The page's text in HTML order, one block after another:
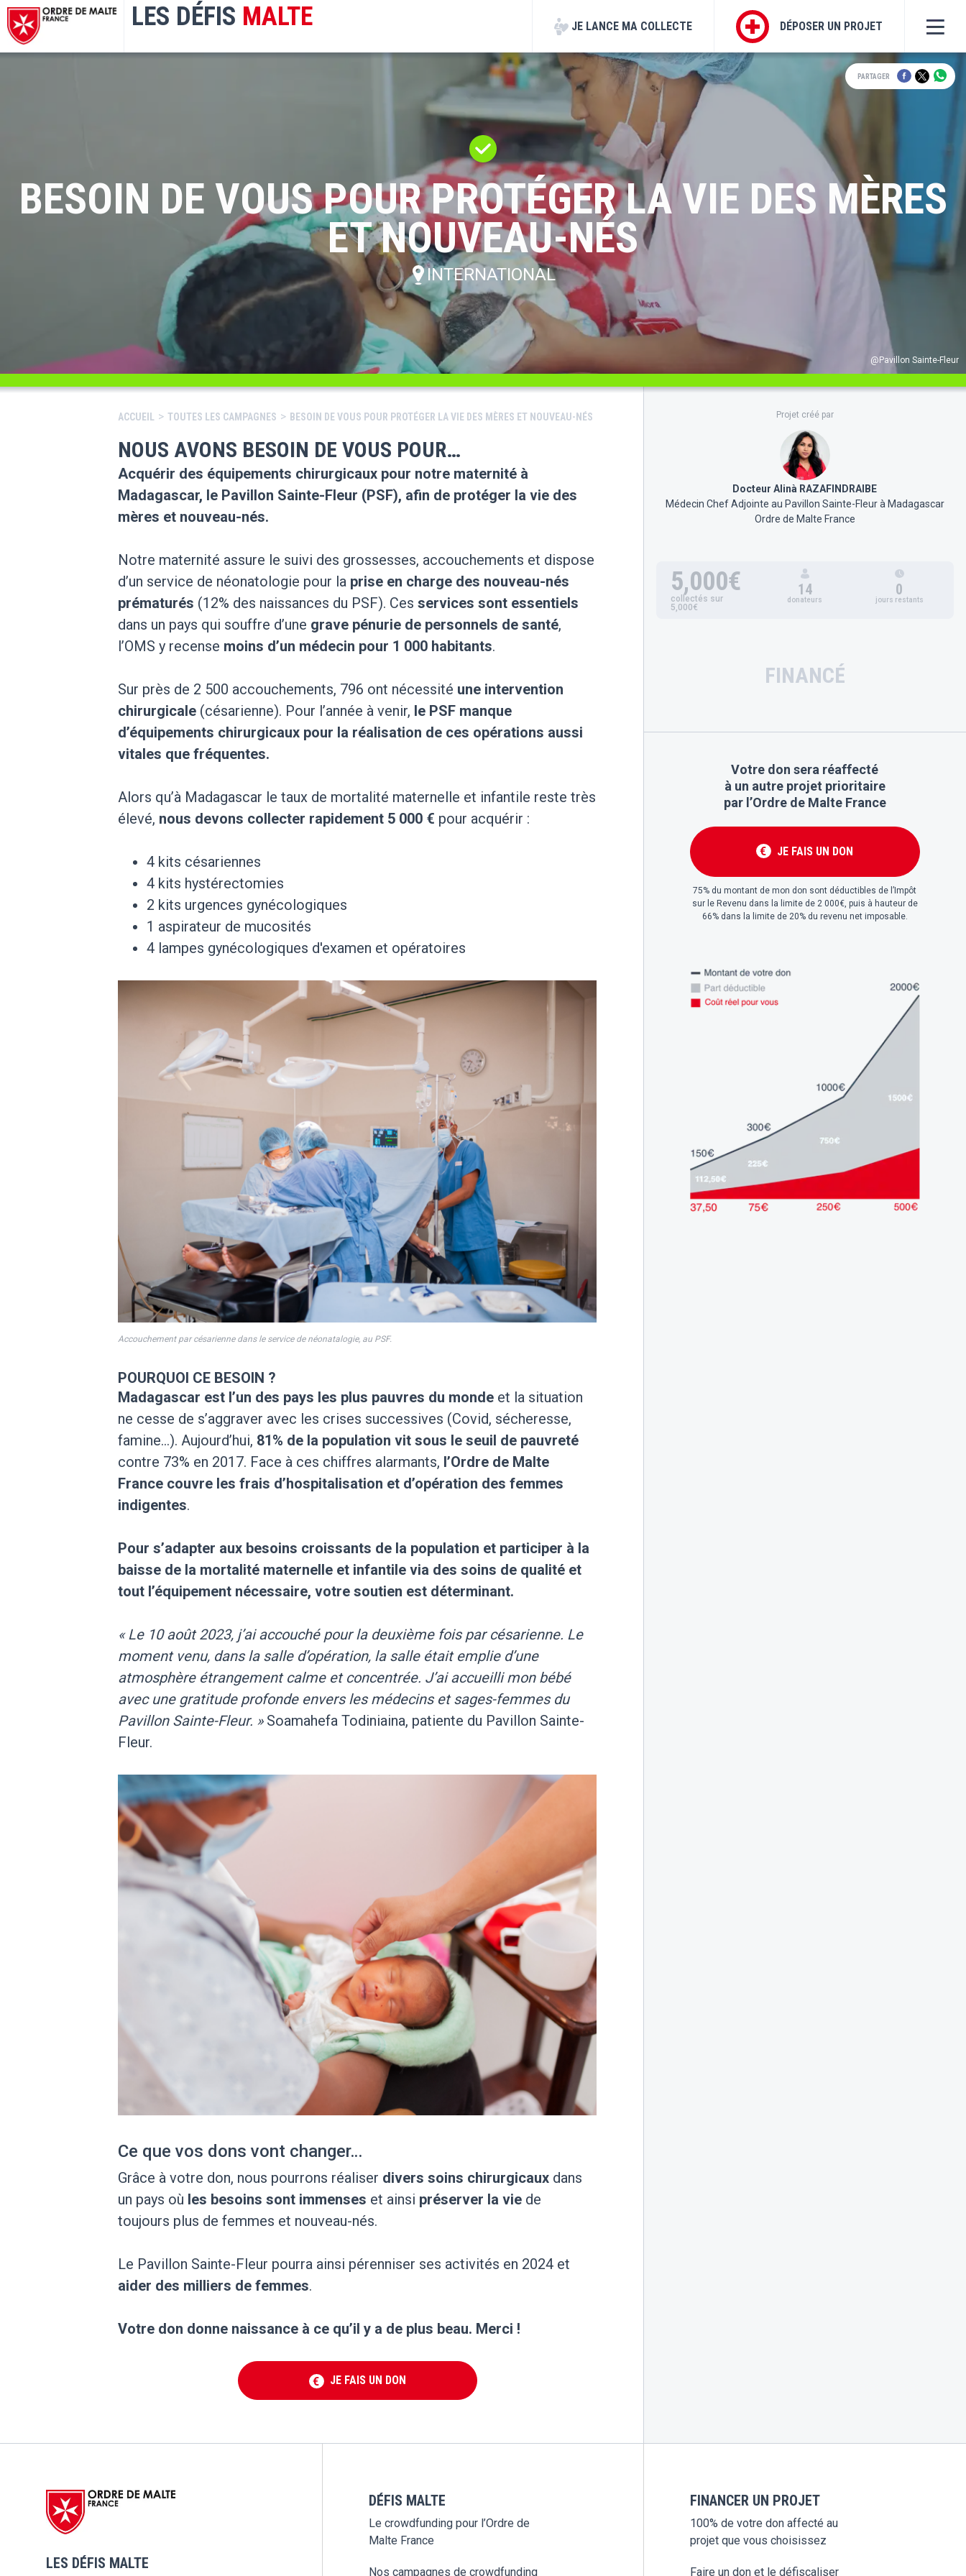
LES DÉFIS MALTE
PARTAGER
JE LANCE MA COLLECTE DÉPOSER UN PROJET
BESOIN DE VOUS POUR PROTÉGER LA VIE DES MÈRES
ET NOUVEAU-NÉS
INTERNATIONAL
@Pavillon Sainte-Fleur
ACCUEIL > TOUTES LES CAMPAGNES > BESOIN DE VOUS POUR PROTÉGER LA VIE DES MÈRES ET NOUVEAU-NÉS
NOUS AVONS BESOIN DE VOUS POUR…
Acquérir des équipements chirurgicaux pour notre maternité à
Madagascar, le Pavillon Sainte-Fleur (PSF), afin de protéger la vie des
mères et nouveau-nés.
Notre maternité assure le suivi des grossesses, accouchements et dispose
d’un service de néonatologie pour la prise en charge des nouveau-nés
prématurés (12% des naissances du PSF). Cesservices sont essentiels
dans un pays qui souffre d’une grave pénurie de personnels de santé,
l’OMS y recense moins d’un médecin pour 1 000 habitants.
Sur près de 2 500 accouchements, 796 ont nécessité une intervention
chirurgicale (césarienne). Pour l’année à venir, le PSF manque
d’équipements chirurgicaux pour la réalisation de ces opérations aussi
vitales que fréquentes.
Alors qu’à Madagascar le taux de mortalité maternelle et infantile reste très
élevé, nous devons collecter rapidement 5 000 € pour acquérir :
4 kits césariennes
4 kits hystérectomies
2 kits urgences gynécologiques
1 aspirateur de mucosités
4 lampes gynécologiques d'examen et opératoires
Accouchement par césarienne dans le service de néonatalogie, au PSF.
POURQUOI CE BESOIN ?
Madagascar est l’un des pays les plus pauvres du monde et la situation
ne cesse de s’aggraver avec les crises successives (Covid, sécheresse,
famine…). Aujourd’hui, 81% de la population vit sous le seuil de pauvreté
contre 73% en 2017. Face à ces chiffres alarmants, l’Ordre de Malte
France couvre les frais d’hospitalisation et d’opération des femmes
indigentes.
Pour s’adapter aux besoins croissants de la population et participer à la
baisse de la mortalité maternelle et infantile via des soins de qualité et
tout l’équipement nécessaire, votre soutien est déterminant.
« Le 10 août 2023, j’ai accouché pour la deuxième fois par césarienne. Le
moment venu, dans la salle d’opération, la salle était emplie d’une
atmosphère étrangement calme et concentrée. J’ai accueilli mon bébé
avec une gratitude profonde envers les médecins et sages-femmes du
Pavillon Sainte-Fleur. »Soamahefa Todiniaina, patiente du Pavillon Sainte-
Fleur.
Ce que vos dons vont changer…
Grâce à votre don, nous pourrons réaliser divers soins chirurgicaux dans
un pays où les besoins sont immenses et ainsi préserver la vie de
toujours plus de femmes et nouveau-nés.
Le Pavillon Sainte-Fleur pourra ainsi pérenniser ses activités en 2024 et
aider des milliers de femmes.
Votre don donne naissance à ce qu’il y a de plus beau. Merci !
€ JE FAIS UN DON
Projet créé par
Docteur Alinà RAZAFINDRAIBE
Médecin Chef Adjointe au Pavillon Sainte-Fleur à Madagascar
Ordre de Malte France
14
donateurs
0
jours restants
5,000€
collectés sur
5,000€
FINANCÉ
Votre don sera réaffecté
à un autre projet prioritaire
par l’Ordre de Malte France
€ JE FAIS UN DON
75% du montant de mon don sont déductibles de l’Impôt
sur le Revenu dans la limite de 2 000€, puis à hauteur de
66% dans la limite de 20% du revenu net imposable.
LES DÉFIS MALTE
DÉFIS MALTE
Le crowdfunding pour l’Ordre de
Malte France
Nos campagnes de crowdfunding
FINANCER UN PROJET
100% de votre don affecté au
projet que vous choisissez
Faire un don et le défiscaliser